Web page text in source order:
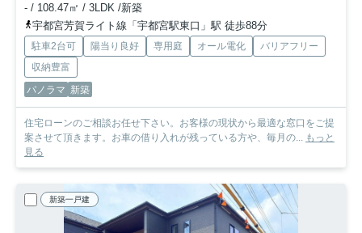
- / 108.47㎡ / 3LDK /新築
宇都宮芳賀ライト線「宇都宮駅東口」駅 徒歩88分
駐車2台可 陽当り良好 専用庭 オール電化
バリアフリー
収納豊富
パノラマ 新築
住宅ローンのご相談お任せ下さい。お客様の現状から最適な窓口をご提
案させて頂きます。お車の借り入れが残っている方や、毎月の... もっと
見る
新築一戸建